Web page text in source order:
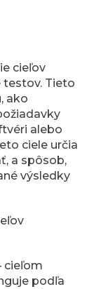
cieľov
testov. Tieto
ako
alebo
ciele určia
a spôsob,
výsledky
cieľom
podľa